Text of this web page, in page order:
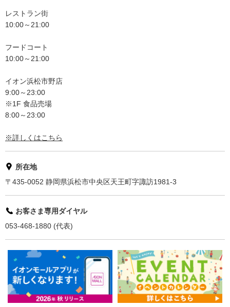
レストラン街
10:00～21:00
フードコート
10:00～21:00
イオン浜松市野店
9:00～23:00
※1F 食品売場
8:00～23:00
※詳しくはこちら
所在地
〒435-0052 静岡県浜松市中央区天王町字諏訪1981-3
お客さま専用ダイヤル
053-468-1880 (代表)